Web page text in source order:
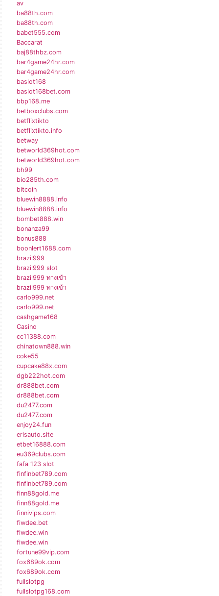
av
ba88th.com
ba88th.com
babet555.com
Baccarat
baj88thbz.com
bar4game24hr.com
bar4game24hr.com
baslot168
baslot168bet.com
bbp168.me
betboxclubs.com
betflixtikto
betflixtikto.info
betway
betworld369hot.com
betworld369hot.com
bh99
bio285th.com
bitcoin
bluewin8888.info
bluewin8888.info
bombet888.win
bonanza99
bonus888
boonlert1688.com
brazil999
brazil999 slot
brazil999 ทางเข้า
brazil999 ทางเข้า
carlo999.net
carlo999.net
cashgame168
Casino
cc11388.com
chinatown888.win
coke55
cupcake88x.com
dgb222hot.com
dr888bet.com
dr888bet.com
du2477.com
du2477.com
enjoy24.fun
erisauto.site
etbet16888.com
eu369clubs.com
fafa 123 slot
finfinbet789.com
finfinbet789.com
finn88gold.me
finn88gold.me
finnivips.com
fiwdee.bet
fiwdee.win
fiwdee.win
fortune99vip.com
fox689ok.com
fox689ok.com
fullslotpg
fullslotpg168.com